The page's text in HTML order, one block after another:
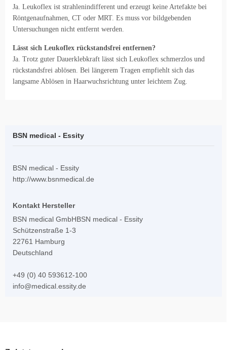
Ja. Leukoflex ist strahlenindifferent und erzeugt keine Artefakte bei
Röntgenaufnahmen, CT oder MRT. Es muss vor bildgebenden
Untersuchungen nicht entfernt werden.
Lässt sich Leukoflex rückstandsfrei entfernen?
Ja. Trotz guter Dauerklebkraft lässt sich Leukoflex schmerzlos und
rückstandsfrei ablösen. Bei längerem Tragen empfiehlt sich das
langsame Ablösen in Haarwuchsrichtung unter leichtem Zug.
BSN medical - Essity
BSN medical - Essity
http://www.bsnmedical.de
Kontakt Hersteller
BSN medical GmbHBSN medical - Essity
Schützenstraße 1-3
22761 Hamburg
Deutschland
+49 (0) 40 593612-100
info@medical.essity.de